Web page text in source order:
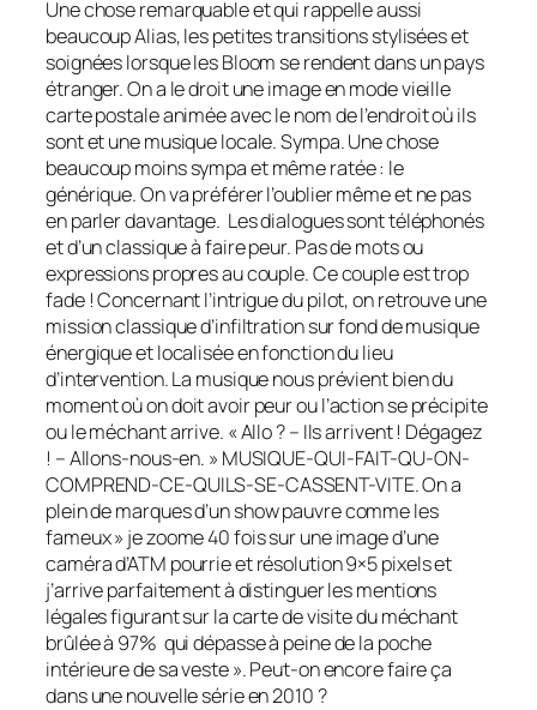
Une chose remarquable et qui rappelle aussi
beaucoup Alias, les petites transitions stylisées et
soignées lorsque les Bloom se rendent dans un pays
étranger. On a le droit une image en mode vieille
carte postale animée avec le nom de l’endroit où ils
sont et une musique locale. Sympa. Une chose
beaucoup moins sympa et même ratée : le
générique. On va préférer l’oublier même et ne pas
en parler davantage. Les dialogues sont téléphonés
et d’un classique à faire peur. Pas de mots ou
expressions propres au couple. Ce couple est trop
fade ! Concernant l’intrigue dupilot, on retrouve une
mission classique d’infiltration sur fond de musique
énergique et localisée en fonction du lieu
d’intervention. La musique nous prévient bien du
moment où on doit avoir peur ou l’action se précipite
ou le méchant arrive. « Allo ? – Ils arrivent ! Dégagez
! – Allons-nous-en. » MUSIQUE-QUI-FAIT-QU-ON-
COMPREND-CE-QUILS-SE-CASSENT-VITE. On a
plein de marques d’unshowpauvre comme les
fameux » je zoome 40 fois sur une image d’une
caméra d’ATM pourrie et résolution 9×5 pixels et
j’arrive parfaitement à distinguer les mentions
légales figurant sur la carte de visite du méchant
brûlée à 97% qui dépasse à peine de la poche
intérieure de sa veste ». Peut-on encore faire ça
dans une nouvelle série en 2010 ?